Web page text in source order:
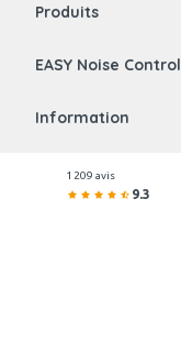
Produits
EASY Noise Control
Information
1 209 avis
9.3